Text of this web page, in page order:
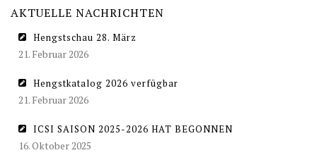
AKTUELLE NACHRICHTEN
Hengstschau 28. März
21. Februar 2026
Hengstkatalog 2026 verfügbar
21. Februar 2026
ICSI SAISON 2025-2026 HAT BEGONNEN
16. Oktober 2025